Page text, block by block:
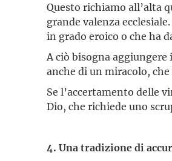
Questo richiamo all’alta
grande valenza
in grado eroico o che ha
A ciò bisogna
anche di un miracolo,
Se l’accertamento delle
Dio, che richiede uno
4. Una tradizione di